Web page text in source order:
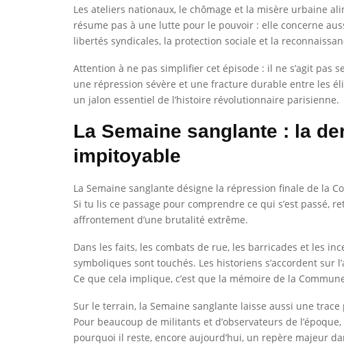
Les ateliers nationaux, le chômage et la misère urbaine
résume pas à une lutte pour le pouvoir : elle concerne
libertés syndicales, la protection sociale et la
Attention à ne pas simplifier cet épisode : il ne s’agit pas
une répression sévère et une fracture durable entre les
un jalon essentiel de l’histoire révolutionnaire parisienne.
La Semaine sanglante : la
impitoyable
La Semaine sanglante désigne la répression finale de la
Si tu lis ce passage pour comprendre ce qui s’est passé,
affrontement d’une brutalité extrême.
Dans les faits, les combats de rue, les barricades et les
symboliques sont touchés. Les historiens s’accordent
Ce que cela implique, c’est que la mémoire de la
Sur le terrain, la Semaine sanglante laisse aussi une
Pour beaucoup de militants et d’observateurs de
pourquoi il reste, encore aujourd’hui, un repère majeur